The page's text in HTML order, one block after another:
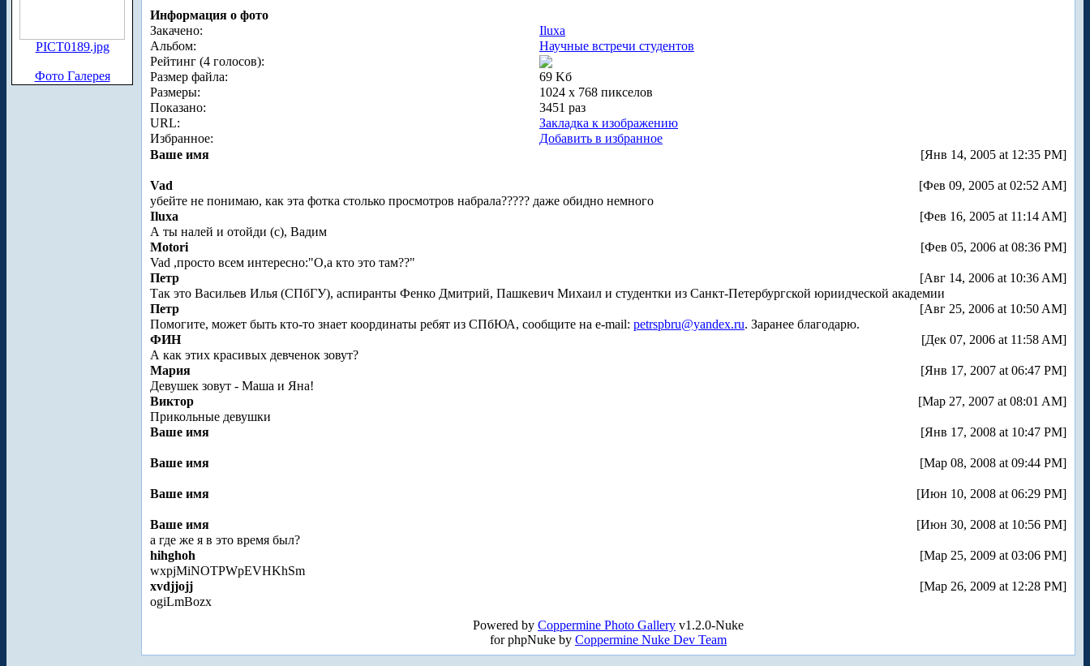
PICT0189.jpg
Фото Галерея
Информация о фото
Закачено:
Iluxa
Альбом:
Научные встречи студентов
Рейтинг (4 голосов):
Размер файла:
69 Kб
Размеры:
1024 x 768 пикселов
Показано:
3451 раз
URL:
Закладка к изображению
Избранное:
Добавить в избранное
Ваше имя
[Янв 14, 2005 at 12:35 PM]
Vad
[Фев 09, 2005 at 02:52 AM]
убейте не понимаю, как эта фотка столько просмотров набрала????? даже обидно немного
Iluxa
[Фев 16, 2005 at 11:14 AM]
А ты налей и отойди (с), Вадим
Motori
[Фев 05, 2006 at 08:36 PM]
Vad ,просто всем интересно:"О,а кто это там??"
Петр
[Авг 14, 2006 at 10:36 AM]
Так это Васильев Илья (СПбГУ), аспиранты Фенко Дмитрий, Пашкевич Михаил и студентки из Санкт-Петербургской юриидческой академии
Петр
[Авг 25, 2006 at 10:50 AM]
Помогите, может быть кто-то знает координаты ребят из СПбЮА, сообщите на e-mail: petrspbru@yandex.ru. Заранее благодарю.
ФИН
[Дек 07, 2006 at 11:58 AM]
А как этих красивых девченок зовут?
Мария
[Янв 17, 2007 at 06:47 PM]
Девушек зовут - Маша и Яна!
Виктор
[Мар 27, 2007 at 08:01 AM]
Прикольные девушки
Ваше имя
[Янв 17, 2008 at 10:47 PM]
Ваше имя [Мар 08, 2008 at 09:44 PM]
Ваше имя [Июн 10, 2008 at 06:29 PM]
Ваше имя
[Июн 30, 2008 at 10:56 PM]
а где же я в это время был?
hihghoh
[Мар 25, 2009 at 03:06 PM]
wxpjMiNOTPWpEVHKhSm
xvdjjojj
[Мар 26, 2009 at 12:28 PM]
ogiLmBozx
Powered by Coppermine Photo Gallery v1.2.0-Nuke
for phpNuke by Coppermine Nuke Dev Team